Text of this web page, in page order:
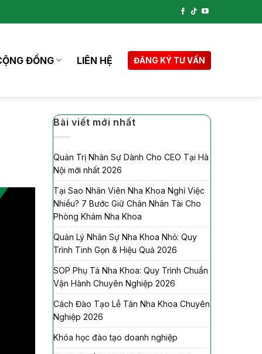
ĐỒNG LIÊN HỆ ĐĂNG KÝ TƯ VẤN
Bài viết mới nhất
Quản Trị Nhân Sự Dành Cho CEO Tại Hà
Nội mới nhất 2026
Tại Sao Nhân Viên Nha Khoa Nghỉ Việc
Nhiều? 7 Bước Giữ Chân Nhân Tài Cho
Phòng Khám Nha Khoa
Quản Lý Nhân Sự Nha Khoa Nhỏ: Quy
Trình Tinh Gọn & Hiệu Quả 2026
SOP Phụ Tá Nha Khoa: Quy Trình Chuẩn
Vận Hành Chuyên Nghiệp 2026
Cách Đào Tạo Lễ Tân Nha Khoa Chuyên
Nghiệp 2026
Khóa học đào tạo doanh nghiệp